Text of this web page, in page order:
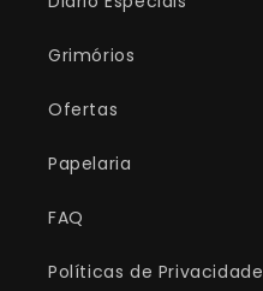
Grimórios
Ofertas
Papelaria
FAQ
Políticas de Privacidade